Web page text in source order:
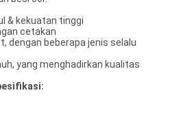
& kekuatan tinggi
cetakan
dengan beberapa jenis selalu
yang menghadirkan kualitas